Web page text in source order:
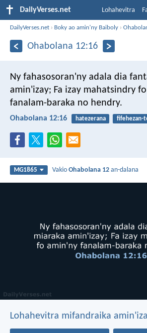
DailyVerses.net Lohahevitra
DailyVerses.net › Boky ao amin'ny Baiboly ›
Ohabolana 12:16
Ny fahasosoran'ny adala dia
amin'izay; Fa izay mahatsindry
fanalam-baraka no hendry.
Ohabolana 12:16 hatezerana fifehezan-
MG1865 VakioOhabolana 12 an-dalana
Lohahevitra mifandraika